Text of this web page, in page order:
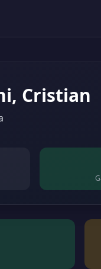
Cristian